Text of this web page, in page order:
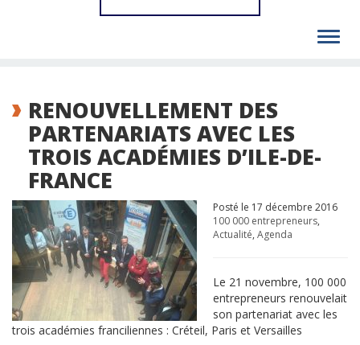
RENOUVELLEMENT DES
PARTENARIATS AVEC LES
TROIS ACADÉMIES D’ILE-DE-
FRANCE
Posté le 17 décembre 2016
100 000 entrepreneurs,
Actualité, Agenda
Le 21 novembre, 100 000
entrepreneurs renouvelait
son partenariat avec les
trois académies franciliennes : Créteil, Paris et Versailles